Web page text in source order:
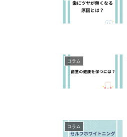
コラム
コラム